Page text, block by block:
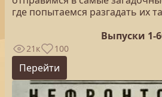
где попытаемся разгадать их
Выпуски 1-
21к 100
Перейти